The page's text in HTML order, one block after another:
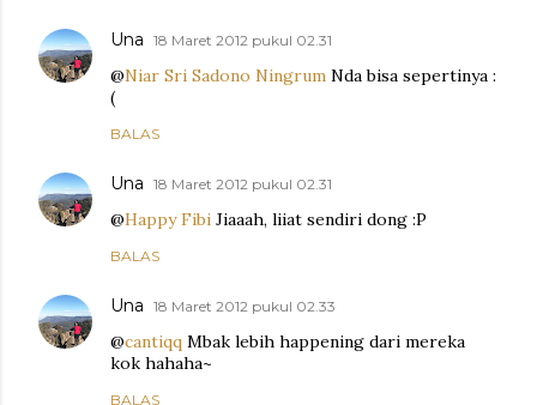
Una 18 Maret 2012 pukul 02.31
@Niar Sri Sadono Ningrum Nda bisa sepertinya :
(
BALAS
Una 18 Maret 2012 pukul 02.31
@Happy Fibi Jiaaah, liiat sendiri dong :P
BALAS
Una 18 Maret 2012 pukul 02.33
@cantiqq Mbak lebih happening dari mereka
kok hahaha~
BALAS